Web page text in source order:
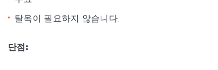
탈옥이 필요하지 않습니다.
단점: